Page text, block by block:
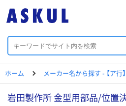
ホーム メーカー名から探す - 【ア行】
岩田製作所 金型用部品/位置